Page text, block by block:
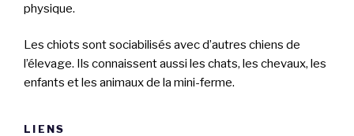
physique.
Les chiots sont sociabilisés avec d’autres chiens de
l’élevage. Ils connaissent aussi les chats, les chevaux, les
enfants et les animaux de la mini-ferme.
LIENS